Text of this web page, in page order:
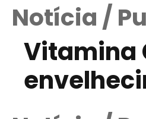
Notícia /
Vitamina